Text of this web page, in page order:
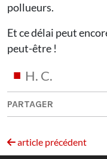
pollueurs.
Et ce délai peut
peut-être !
H. C.
PARTAGER
article précédent